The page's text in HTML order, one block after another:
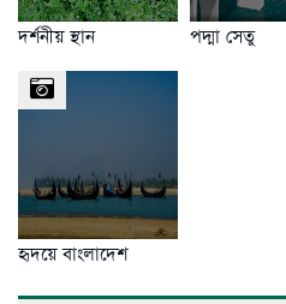
দর্শনীয় স্থান পদ্মা সেতু
হৃদয়ে বাংলাদেশ